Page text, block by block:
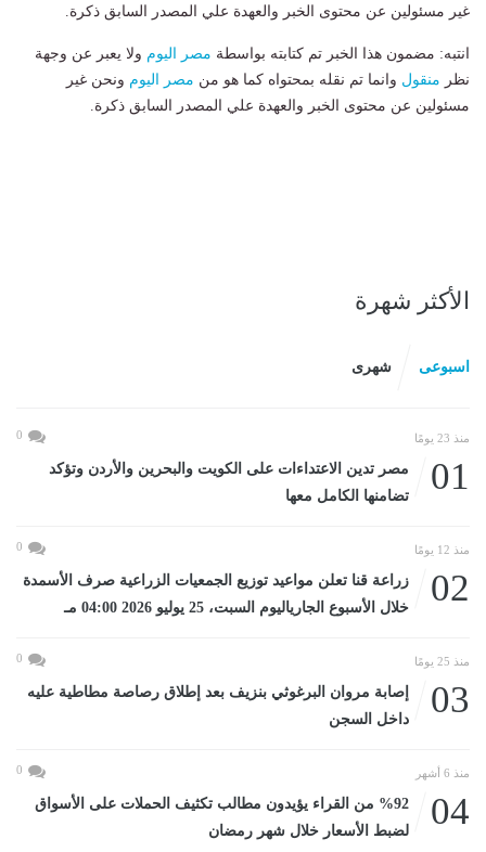
غير مسئولين عن محتوى الخبر والعهدة علي المصدر السابق ذكرة.
انتبه: مضمون هذا الخبر تم كتابته بواسطة مصر اليوم ولا يعبر عن وجهة
نظر منقول وانما تم نقله بمحتواه كما هو من مصر اليوم ونحن غير
مسئولين عن محتوى الخبر والعهدة علي المصدر السابق ذكرة.
الأكثر شهرة
اسبوعى شهرى
منذ 23 يومًا 0
01
مصر تدين الاعتداءات على الكويت والبحرين والأردن وتؤكد
تضامنها الكامل معها
منذ 12 يومًا 0
02
زراعة قنا تعلن مواعيد توزيع الجمعيات الزراعية صرف الأسمدة
خلال الأسبوع الجارياليوم السبت، 25 يوليو 2026 04:00 مـ
منذ 25 يومًا 0
03
إصابة مروان البرغوثي بنزيف بعد إطلاق رصاصة مطاطية عليه
داخل السجن
منذ 6 أشهر 0
04
%92 من القراء يؤيدون مطالب تكثيف الحملات على الأسواق
لضبط الأسعار خلال شهر رمضان